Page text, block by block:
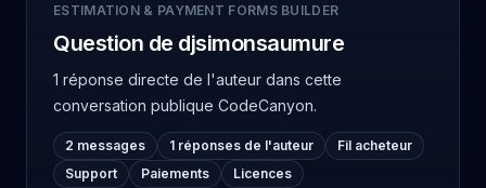
ESTIMATION & PAYMENT FORMS BUILDER
Question de djsimonsaumure
1 réponse directe de l'auteur dans cette
conversation publique CodeCanyon.
2 messages 1 réponses de l'auteur
Fil acheteur
Support
Paiements Licences